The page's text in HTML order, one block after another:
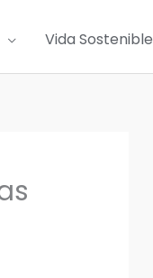
Vida Sostenible